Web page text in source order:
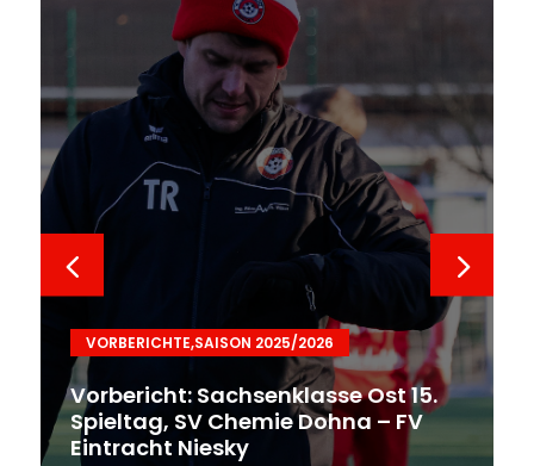
VORBERICHTE,SAISON 2025/2026
Vorbericht: Sachsenklasse Ost 15.
Spieltag, SV Chemie Dohna – FV
Eintracht Niesky